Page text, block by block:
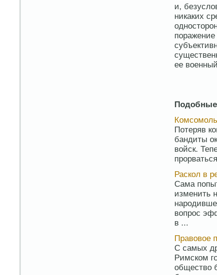
и,
никаких
поражение
ее
Потеряв
бандиты
войск.
Раскол в
Сама
изменить
вопрос
в ...
Правовое
С самых
Римском
общество